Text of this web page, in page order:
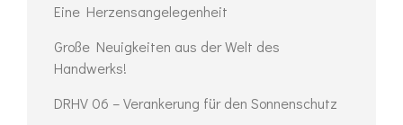
Eine Herzensangelegenheit
Große Neuigkeiten aus der Welt des
Handwerks!
DRHV 06 – Verankerung für den Sonnenschutz